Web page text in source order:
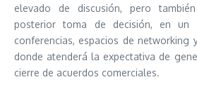
elevado de discusión, pero
posterior toma de decisión, en un
conferencias, espacios de networking
donde atenderá la expectativa de
cierre de acuerdos comerciales.